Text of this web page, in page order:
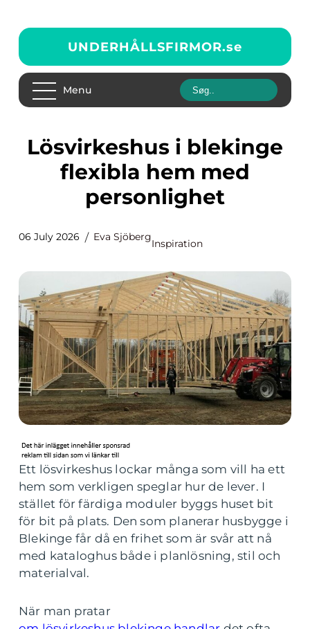
UNDERHÅLLSFIRMOR.se
Menu
Lösvirkeshus i blekinge
flexibla hem med
personlighet
06 July 2026 Eva Sjöberg
Inspiration
Ett lösvirkeshus lockar många som vill ha ett
hem som verkligen speglar hur de lever. I
stället för färdiga moduler byggs huset bit
för bit på plats. Den som planerar husbygge i
Blekinge får då en frihet som är svår att nå
med kataloghus både i planlösning, stil och
materialval.
När man pratar